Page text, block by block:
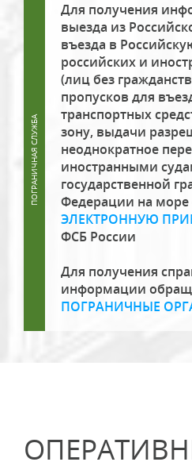
Для получения
выезда из
въезда в
российских и
(лиц без
пропусков для
транспортных
зону, выдачи
неоднократное
иностранными
государственной
Федерации на море
ЭЛЕКТРОННУЮ
ФСБ России
Для получения
информации
ПОГРАНИЧНЫЕ